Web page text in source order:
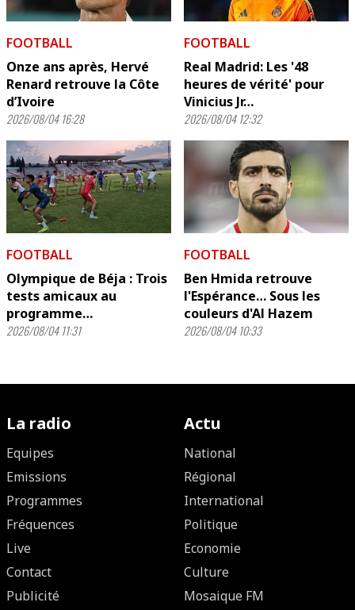
FOOTBALL
Onze ans après, Hervé
Renard retrouve la Côte
d’Ivoire
2026/08/04 16:28
FOOTBALL
Real Madrid: Les '48
heures de vérité' pour
Vinicius Jr…
2026/08/04 12:32
FOOTBALL
Olympique de Béja : Trois
tests amicaux au
programme…
2026/08/04 11:31
FOOTBALL
Ben Hmida retrouve
l'Espérance… Sous les
couleurs d'Al Hazem
2026/08/04 10:33
La radio
Equipes
Emissions
Programmes
Fréquences
Live
Contact
Publicité
Actu
National
Régional
International
Politique
Economie
Culture
Mosaique FM